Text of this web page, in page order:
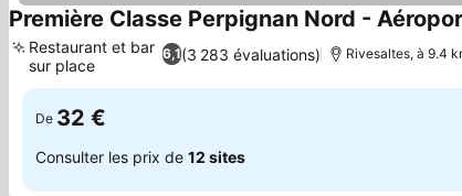
Première Classe Perpignan Nord -
6,1(3 283 évaluations)
Restaurant et bar
sur place
Rivesaltes, à 9.4
De 32 €
Consulter les prix de 12 sites